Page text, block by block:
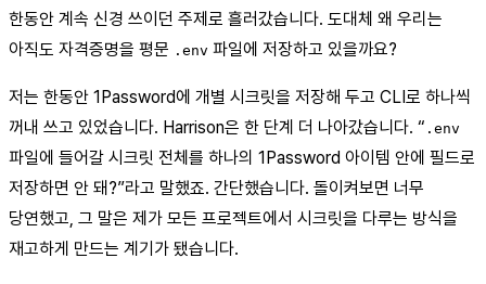
한동안 계속 신경 쓰이던 주제로 흘러갔습니다. 도대체 왜 우리는
아직도 자격증명을 평문 .env 파일에 저장하고 있을까요?
저는 한동안 1Password에 개별 시크릿을 저장해 두고 CLI로 하나씩
꺼내 쓰고 있었습니다. Harrison은 한 단계 더 나아갔습니다. “ .env
파일에 들어갈 시크릿 전체를 하나의 1Password 아이템 안에 필드로
저장하면 안 돼?”라고 말했죠. 간단했습니다. 돌이켜보면 너무
당연했고, 그 말은 제가 모든 프로젝트에서 시크릿을 다루는 방식을
재고하게 만드는 계기가 됐습니다.